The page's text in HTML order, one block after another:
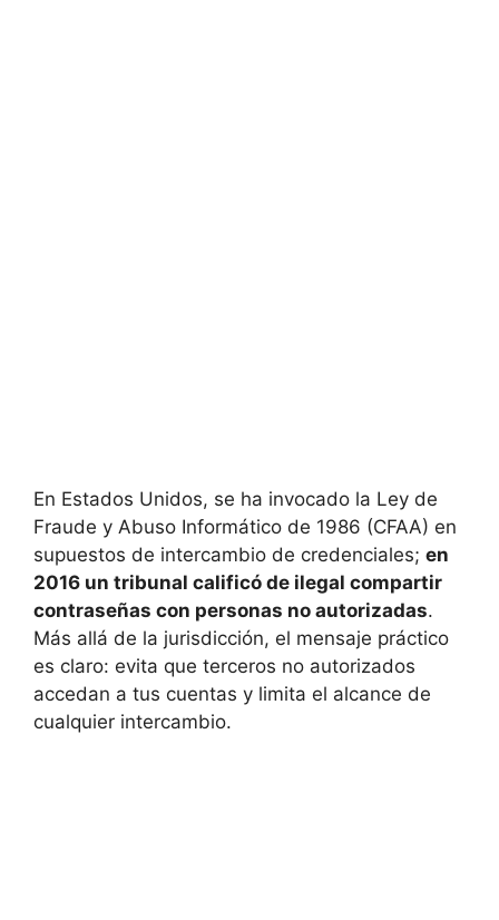
En Estados Unidos, se ha invocado la Ley de
Fraude y Abuso Informático de 1986 (CFAA) en
supuestos de intercambio de credenciales; en
2016 un tribunal calificó de ilegal compartir
contraseñas con personas no autorizadas.
Más allá de la jurisdicción, el mensaje práctico
es claro: evita que terceros no autorizados
accedan a tus cuentas y limita el alcance de
cualquier intercambio.